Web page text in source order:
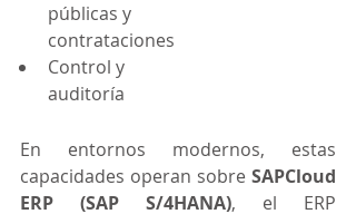
públicas y
contrataciones
Control y
auditoría
En entornos modernos, estas
capacidades operan sobre SAPCloud
ERP (SAP S/4HANA), el ERP